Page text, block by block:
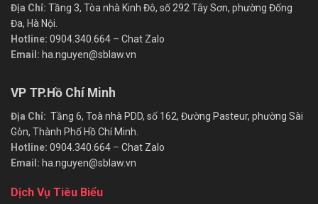
Địa Chỉ: Tầng 3, Tòa nhà Kinh Đô, số 292 Tây Sơn, phường Đống
Đa, Hà Nội.
Hotline: 0904.340.664 – Chat Zalo
Email: ha.nguyen@sblaw.vn
VP TP.Hồ Chí Minh
Địa Chỉ: Tầng 6, Toà nhà PDD, số 162, Đường Pasteur, phường Sài
Gòn, Thành Phố Hồ Chí Minh.
Hotline: 0904.340.664 – Chat Zalo
Email: ha.nguyen@sblaw.vn
Dịch Vụ Tiêu Biểu